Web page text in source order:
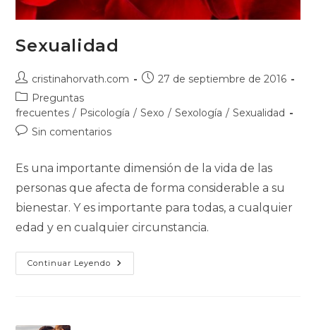
Sexualidad
Autor
de
la
entrada:
cristinahorvath.com
Publicación
la
entrada:
27 de septiembre de 2016
Categoría
de
la
Preguntas
frecuentes / Psicología / Sexo / Sexología / Sexualidad
Comentarios
entrada:
Sin comentarios
Es una importante dimensión de la vida de las
personas que afecta de forma considerable a su
bienestar. Y es importante para todas, a cualquier
edad y en cualquier circunstancia.
Continuar Leyendo Sexualidad